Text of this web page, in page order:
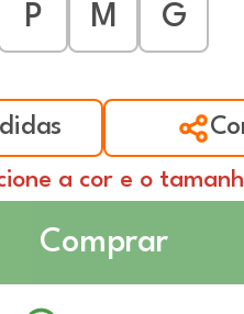
P
M G
a cor e o
Comprar